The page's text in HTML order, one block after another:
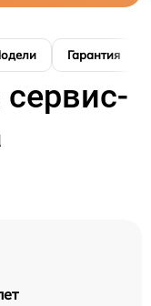
Гарантия